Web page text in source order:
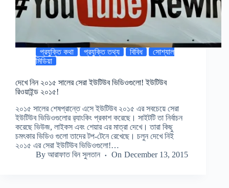
প্রযুক্তি কথা প্রযুক্তি তথ্য বিবিধ
সোশ্যাল
মিডিয়া
দেখে নিন ২০১৫ সালের সেরা ইউটিউব ভিডিওগুলো! ইউটিউব
রিওয়াইন্ড ২০১৫!
২০১৫ সালের শেষপ্রান্তে এসে ইউটিউব ২০১৫ এর সবচেয়ে সেরা
ইউটিউব ভিডিওগুলোর র‍্যাংকিং প্রকাশ করেছে। সাইটটি তা নির্বাচন
করেছে ভিউজ, লাইকস এবং শেয়ার এর মাত্রা দেখে। তারা কিছু
চমৎকার ভিডিও গুলো তাদের টপ-টেনে রেখেছে। চলুন দেখে নিই
২০১৫ এর সেরা ইউটিউব ভিডিওগুলো!…
By আরাফাত বিন সুলতান On December 13, 2015